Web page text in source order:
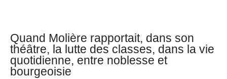
Quand Molière rapportait, dans son
théâtre, la lutte des classes, dans la vie
quotidienne, entre noblesse et
bourgeoisie